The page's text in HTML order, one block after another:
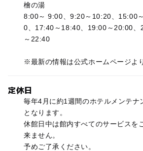
檜の湯
8:00～ 9:00、9:20～10:20、15:00
0、17:40～18:40、19:00～20:00
～22:40
※最新の情報は公式ホームページよ
定休日
毎年4月に約1週間のホテルメンテナ
となります。
休館日中は館内すべてのサービスを
来ません。
予めご了承ください。